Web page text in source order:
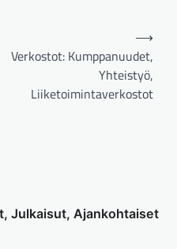
Verkostot: Kumppanuudet,
Yhteistyö,
Liiketoimintaverkostot
⟶
Julkaisut, Ajankohtaiset